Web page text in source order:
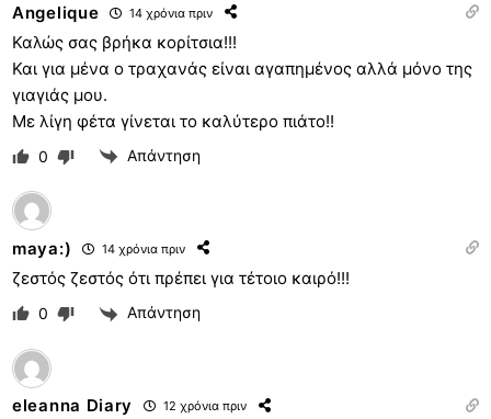
Angelique 14 χρόνια πριν
Καλώς σας βρήκα κορίτσια!!!
Και για μένα ο τραχανάς είναι αγαπημένος αλλά μόνο της
γιαγιάς μου.
Με λίγη φέτα γίνεται το καλύτερο πιάτο!!
0 Απάντηση
maya:) 14 χρόνια πριν
ζεστός ζεστός ότι πρέπει για τέτοιο καιρό!!!
0 Απάντηση
eleanna Diary 12 χρόνια πριν